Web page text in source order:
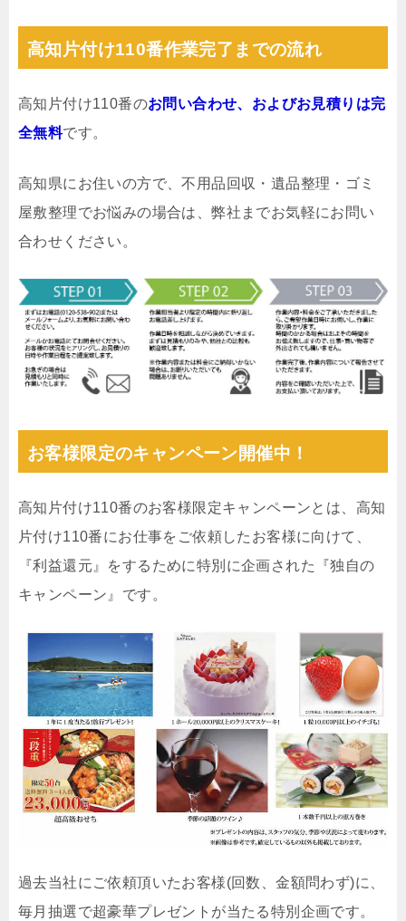
高知片付け110番作業完了までの流れ
高知片付け110番のお問い合わせ、およびお見積りは完
全無料です。
高知県にお住いの方で、不用品回収・遺品整理・ゴミ
屋敷整理でお悩みの場合は、弊社までお気軽にお問い
合わせください。
お客様限定のキャンペーン開催中！
高知片付け110番のお客様限定キャンペーンとは、高知
片付け110番にお仕事をご依頼したお客様に向けて、
『利益還元』をするために特別に企画された『独自の
キャンペーン』です。
過去当社にご依頼頂いたお客様(回数、金額問わず)に、
毎月抽選で超豪華プレゼントが当たる特別企画です。